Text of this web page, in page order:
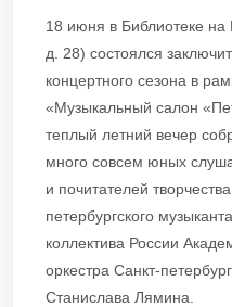
18 июня в Библиотеке на
д. 28) состоялся
концертного сезона в
«Музыкальный салон
теплый летний вечер
много совсем юных
и почитателей
петербургского
коллектива России
оркестра Санкт-
Станислава Лямина.